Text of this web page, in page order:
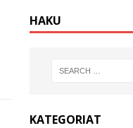
HAKU
KATEGORIAT